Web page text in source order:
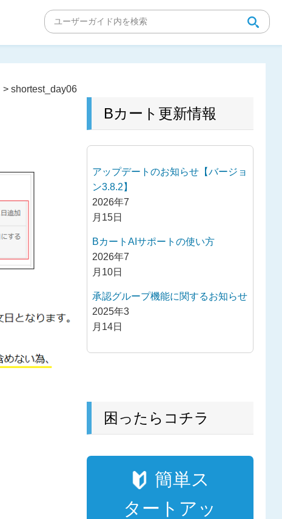
>shortest_day06
Bカート更新情報
アップデートのお知らせ【バージョ
ン3.8.2】
2026年7
月15日
BカートAIサポートの使い方
2026年7
月10日
承認グループ機能に関するお知らせ
2025年3
月14日
困ったらコチラ
簡単ス
タートアッ